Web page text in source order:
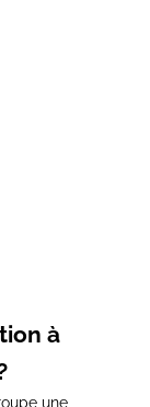
à
une